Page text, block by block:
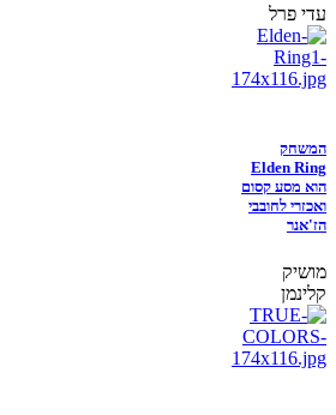
עדי פרל
המשחק
Elden Ring
הוא מסע קסום
ואכזרי לחובבי
הז'אנר
מושיק
קלינמן